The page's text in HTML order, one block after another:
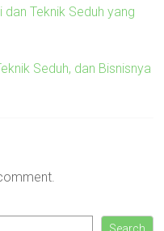
dan Teknik Seduh yang
Seduh, dan Bisnisnya